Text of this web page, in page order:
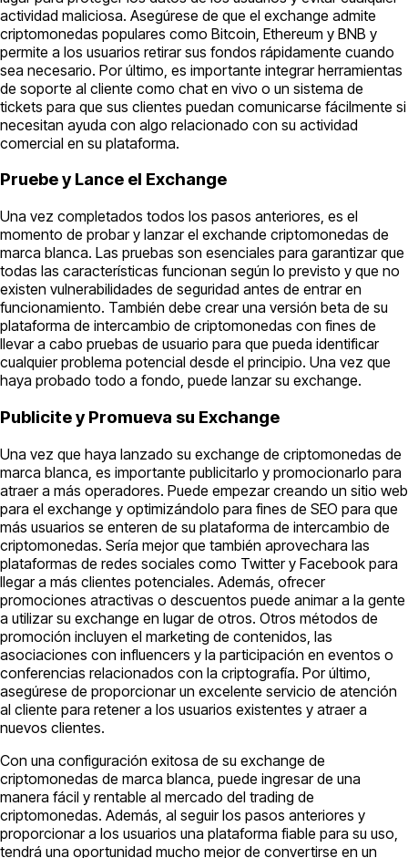
actividad maliciosa. Asegúrese de que el exchange admite
criptomonedas populares como Bitcoin, Ethereum y BNB y
permite a los usuarios retirar sus fondos rápidamente cuando
sea necesario. Por último, es importante integrar herramientas
de soporte al cliente como chat en vivo o un sistema de
tickets para que sus clientes puedan comunicarse fácilmente si
necesitan ayuda con algo relacionado con su actividad
comercial en su plataforma.
Pruebe y Lance el Exchange
Una vez completados todos los pasos anteriores, es el
momento de probar y lanzar el exchande criptomonedas de
marca blanca. Las pruebas son esenciales para garantizar que
todas las características funcionan según lo previsto y que no
existen vulnerabilidades de seguridad antes de entrar en
funcionamiento. También debe crear una versión beta de su
plataforma de intercambio de criptomonedas con fines de
llevar a cabo pruebas de usuario para que pueda identificar
cualquier problema potencial desde el principio. Una vez que
haya probado todo a fondo, puede lanzar su exchange.
Publicite y Promueva su Exchange
Una vez que haya lanzado su exchange de criptomonedas de
marca blanca, es importante publicitarlo y promocionarlo para
atraer a más operadores. Puede empezar creando un sitio web
para el exchange y optimizándolo para fines de SEO para que
más usuarios se enteren de su plataforma de intercambio de
criptomonedas. Sería mejor que también aprovechara las
plataformas de redes sociales como Twitter y Facebook para
llegar a más clientes potenciales. Además, ofrecer
promociones atractivas o descuentos puede animar a la gente
a utilizar su exchange en lugar de otros. Otros métodos de
promoción incluyen el marketing de contenidos, las
asociaciones con influencers y la participación en eventos o
conferencias relacionados con la criptografía. Por último,
asegúrese de proporcionar un excelente servicio de atención
al cliente para retener a los usuarios existentes y atraer a
nuevos clientes.
Con una configuración exitosa de su exchange de
criptomonedas de marca blanca, puede ingresar de una
manera fácil y rentable al mercado del trading de
criptomonedas. Además, al seguir los pasos anteriores y
proporcionar a los usuarios una plataforma fiable para su uso,
tendrá una oportunidad mucho mejor de convertirse en un